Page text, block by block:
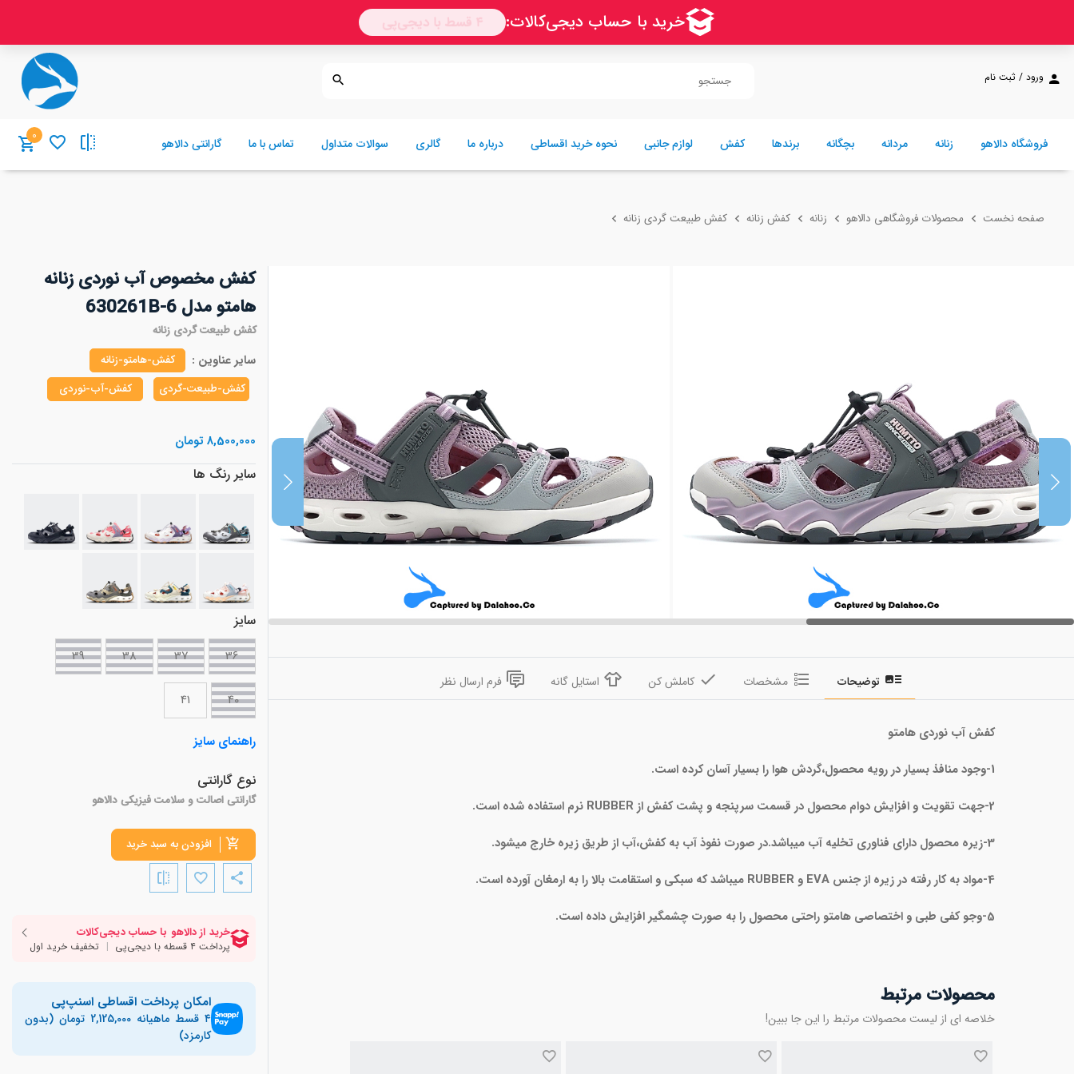
ورود / ثبت نام
فروشگاه دالاهو زنانه مردانه بچگانه برندها کفش لوازم جانبی نحوه خرید اقساطی درباره ما گالری سوالات متداول تماس با ما گارانتی دالاهو 0
صفحه نخست محصولات فروشگاهی دالاهو زنانه کفش زنانه کفش طبیعت گردی زنانه
توضیحات مشخصات کاملش کن استایل گانه فرم ارسال نظر
کفش آب نوردی هامتو
1-وجود منافذ بسیار در رویه محصول،گردش هوا را بسیار آسان کرده است.
2-جهت تقویت و افزایش دوام محصول در قسمت سرپنجه و پشت کفش از RUBBER نرم استفاده شده است.
3-زیره محصول دارای فناوری تخلیه آب میباشد.در صورت نفوذ آب به کفش،آب از طریق زیره خارج میشود.
4-مواد به کار رفته در زیره از جنس EVA و RUBBER میباشد که سبکی و استقامت بالا را به ارمغان آورده است.
5-وجو کفی طبی و اختصاصی هامتو راحتی محصول را به صورت چشمگیر افزایش داده است.
محصولات مرتبط
خلاصه ای از لیست محصولات مرتبط را این جا ببین!
کفش مخصوص آب نوردی زنانه
هامتو مدل 630261B-6
کفش طبیعت گردی زنانه
سایر عناوین :
کفش-هامتو-زنانه
کفش-طبیعت-گردی
کفش-آب-نوردی
8,500,000 تومان
سایر رنگ ها
سایز
36
37
38
39
40
41
راهنمای سایز
نوع گارانتی
گارانتی اصالت و سلامت فیزیکی دالاهو
افزودن به سبد خرید
امکان پرداخت اقساطی اسنپ‌پی
۴ قسط ماهیانه 2,125,000 تومان (بدون
کارمزد)